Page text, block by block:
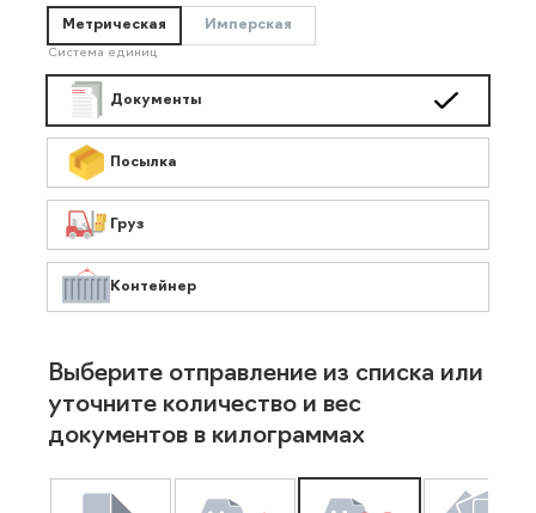
Метрическая Имперская
Система единиц
Документы
Посылка
Груз
Контейнер
Выберите отправление из списка или
уточните количество и вес
документов в килограммах